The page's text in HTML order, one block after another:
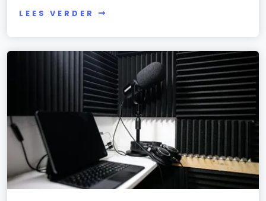
LEES VERDER